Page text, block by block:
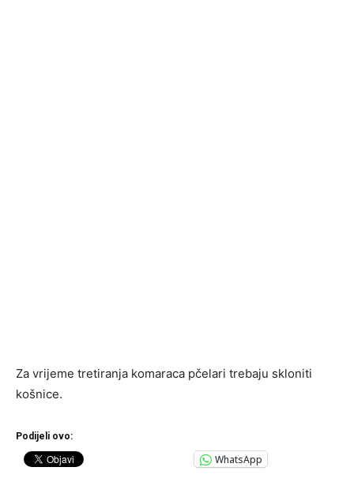
Za vrijeme tretiranja komaraca pčelari trebaju skloniti
košnice.
Podijeli ovo:
WhatsApp